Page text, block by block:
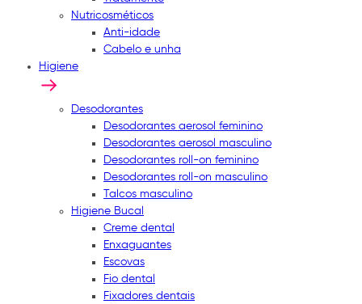
Nutricosméticos
Anti-idade
Cabelo e unha
Higiene
Desodorantes
Desodorantes aerosol feminino
Desodorantes aerosol masculino
Desodorantes roll-on feminino
Desodorantes roll-on masculino
Talcos masculino
Higiene Bucal
Creme dental
Enxaguantes
Escovas
Fio dental
Fixadores dentais